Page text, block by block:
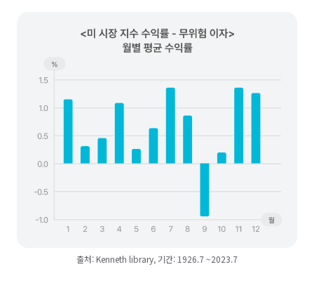
출처: Kenneth library, 기간: 1926.7 ~2023.7